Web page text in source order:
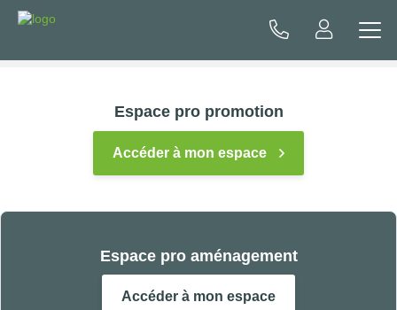
Espace pro aménagement
Accéder à mon espace
Espace pro promotion
Accéder à mon espace